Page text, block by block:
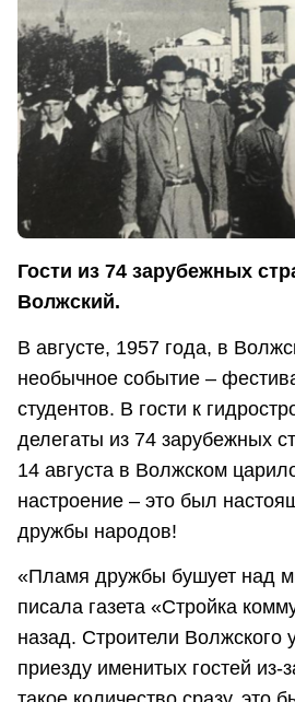
Гости из 74 зарубежных
Волжский.
В августе, 1957 года, в
необычное событие –
студентов. В гости к
делегаты из 74 зарубежных
14 августа в Волжском
настроение – это был
дружбы народов!
«Пламя дружбы бушует над
писала газета «Стройка
назад. Строители Волжского
приезду именитых гостей